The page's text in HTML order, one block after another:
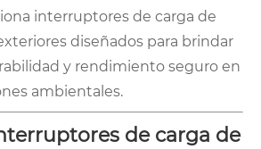
interruptores de carga de
diseñados para brindar
y rendimiento seguro en
ambientales.
de carga de